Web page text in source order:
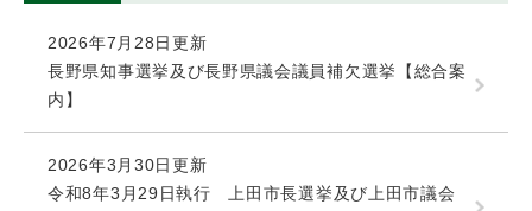
2026年7月28日更新
長野県知事選挙及び長野県議会議員補欠選挙【総合案
内】
2026年3月30日更新
令和8年3月29日執行 上田市長選挙及び上田市議会